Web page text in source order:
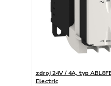
zdroj 24V / 4A, typ
Electric